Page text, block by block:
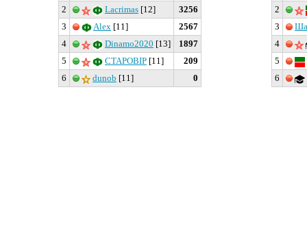
2 Lacrimas [12]
3256
3
Alex [11]
2567
4
Dinamo2020 [13]
1897
5
CTAPOBIP [11]
209
6
dunob [11] 0
2
3
4
5
6